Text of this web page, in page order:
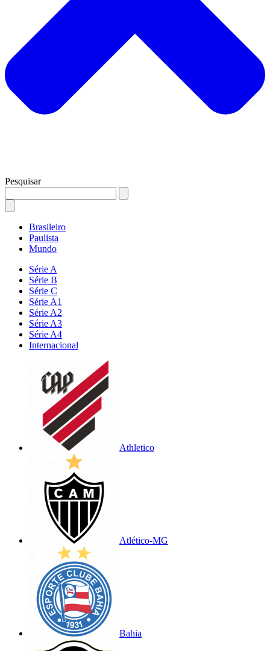
Pesquisar
Brasileiro
Paulista
Mundo
Série A
Série B
Série C
Série A1
Série A2
Série A3
Série A4
Internacional
Athletico
Atlético-MG
Bahia